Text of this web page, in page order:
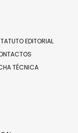
EDITORIAL
TÉCNICA